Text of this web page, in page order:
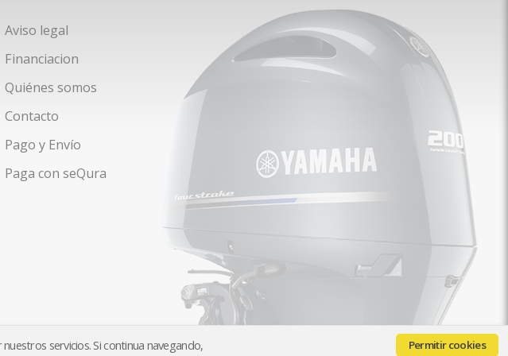
servicios. Si continua navegando,
Permitir cookies
Aviso legal
Financiacion
Quiénes somos
Contacto
Pago y Envío
Paga con seQura